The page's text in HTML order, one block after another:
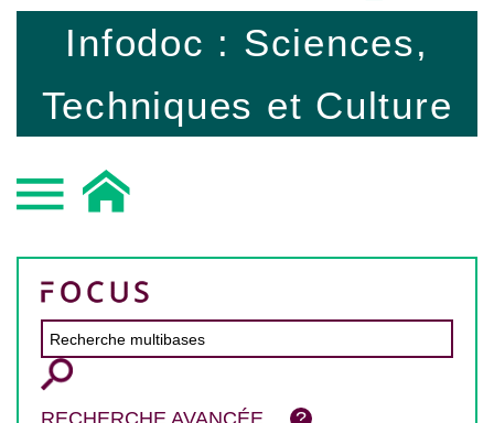
Infodoc : Sciences,
Techniques et Culture
RECHERCHE AVANCÉE